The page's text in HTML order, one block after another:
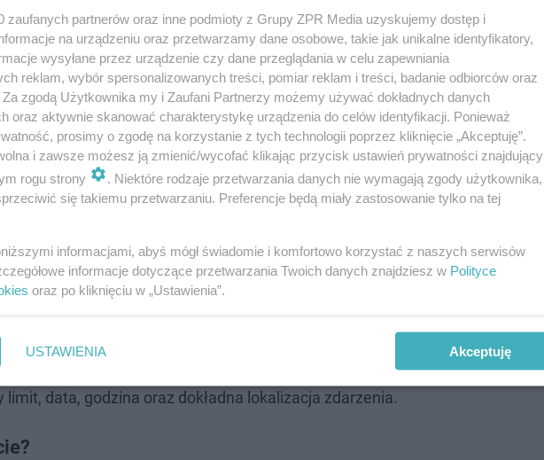
(lub oddalającego się) pojazdu za pomocą fal
samochód porusza się szybciej, niż pozwala na to ograniczenie w
tablic rejestracyjnych. W wielu przypadkach do fotografii dołączane
data, godzina oraz dokładna lokalizacja zdarzenia.
zaufanych partnerów oraz inne podmioty z Grupy ZPR Media uzyskujemy dostęp i
na urządzeniu oraz przetwarzamy dane osobowe, takie jak unikalne identyfikatory,
wysyłane przez urządzenie czy dane przeglądania w celu zapewniania
reklam, wybór spersonalizowanych treści, pomiar reklam i treści, badanie odbiorców oraz
Za zgodą Użytkownika my i Zaufani Partnerzy możemy używać dokładnych danych
oraz aktywnie skanować charakterystykę urządzenia do celów identyfikacji. Ponieważ
prosimy o zgodę na korzystanie z tych technologii poprzez kliknięcie „Akceptuję”.
i zawsze możesz ją zmienić/wycofać klikając przycisk ustawień prywatności znajdujący
rogu strony
. Niektóre rodzaje przetwarzania danych nie wymagają zgody użytkownika,
się takiemu przetwarzaniu. Preferencje będą miały zastosowanie tylko na tej
informacjami, abyś mógł świadomie i komfortowo korzystać z naszych serwisów
informacje dotyczące przetwarzania Twoich danych znajdziesz w Polityce
oraz po kliknięciu w „Ustawienia”.
USTAWIENIA Akceptuję